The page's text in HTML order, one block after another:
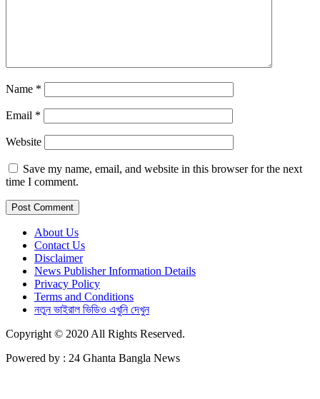
Name *
Email *
Website
Save my name, email, and website in this browser for the next
time I comment.
About Us
Contact Us
Disclaimer
News Publisher Information Details
Privacy Policy
Terms and Conditions
নতুন ভাইরাল ভিডিও এখুনি দেখুন
Copyright © 2020 All Rights Reserved.
Powered by : 24 Ghanta Bangla News